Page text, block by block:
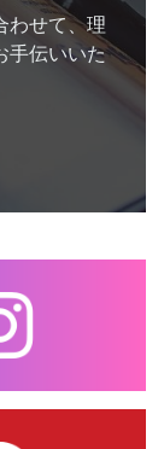
わせて、理
手伝いいた